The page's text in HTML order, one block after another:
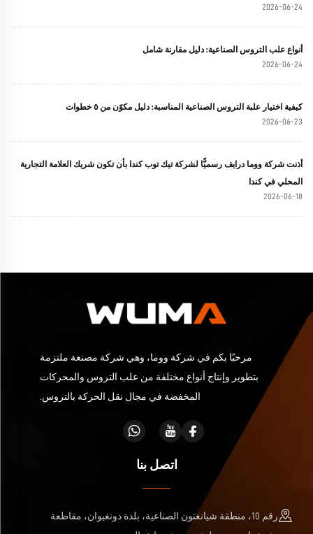
2026-06-24
أنواع علب التروس الصناعية: دليل مقارنة شامل
2026-06-24
كيفية اختيار علبة التروس الصناعية المناسبة: دليل مكوّن من ٥ خطوات
2026-06-23
أذنت شركة ووما درايف رسميًّا لشركة تيك توب كندا بأن تكون شريك العلامة التجارية
المحلي في كندا
2026-06-18
مرحبًا بكم في شركة ووما، وهي شركة مصنعة ملتزمة
بتطوير وإنتاج أنواع مختلفة من علب التروس والمحركات
المخفضة في مجال نقل الحركة بالتروس.
اتصل بنا
رقم 10، منطقة شيانغتون الصناعية، بلدة دونغيوان، مقاطعة